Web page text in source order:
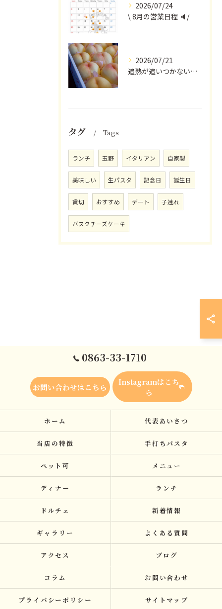
2026/07/24
\ 8月の営業日程 🔈/
2026/07/21
追熟が追いつかないほど気にかけていただいている
タグ Tags
ランチ 玉野 イタリアン 自家製
美味しい 生パスタ 記念日 誕生日
貸切 おすすめ デート 子連れ
バスクチーズケーキ
0863-33-1710
お問い合わせはこちら
Instagramはこち
ら
ホーム 代表あいさつ
当店の特徴 手打ちパスタ
ペット可 メニュー
ディナー ランチ
ドルチェ 新着情報
ギャラリー よくある質問
アクセス ブログ
コラム お問い合わせ
プライバシーポリシー サイトマップ